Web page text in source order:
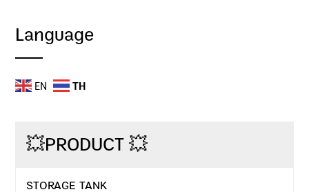
Language
EN TH
💥PRODUCT 💥
STORAGE TANK